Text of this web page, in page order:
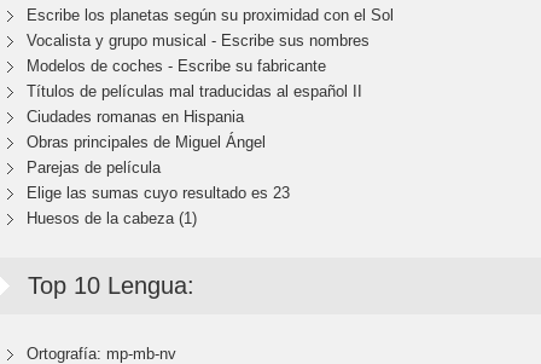
Escribe los planetas según su proximidad con el Sol
Vocalista y grupo musical - Escribe sus nombres
Modelos de coches - Escribe su fabricante
Títulos de películas mal traducidas al español II
Ciudades romanas en Hispania
Obras principales de Miguel Ángel
Parejas de película
Elige las sumas cuyo resultado es 23
Huesos de la cabeza (1)
Top 10 Lengua:
Ortografía: mp-mb-nv